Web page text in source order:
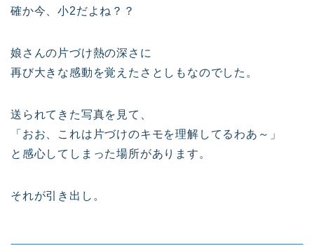
確か今、小2だよね？？
娘さんの片づけ熱の深さに
再び大きな感動を覚えたさとしもなのでした。
送られてきた写真を見て、
「おお、これは片づけのキモを理解してるわあ～」
と感心してしまった場所があります。
それが引き出し。